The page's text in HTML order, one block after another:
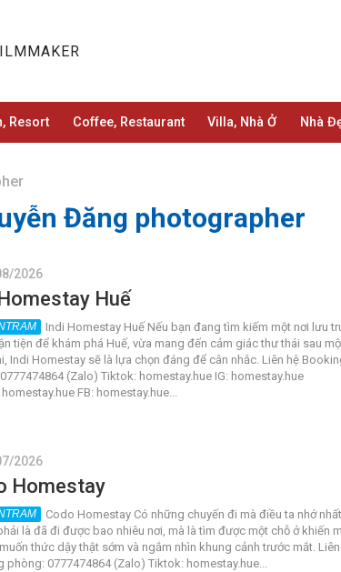
Resort Coffee, Restaurant Villa, Nhà Ở Nhà
Đăng photographer
2026
Huế
Indi Homestay Huế Nếu bạn đang tìm kiếm một nơi lưu
tiện để khám phá Huế, vừa mang đến cảm giác thư thái sau
Indi Homestay sẽ là lựa chọn đáng để cân nhắc. Liên hệ
(Zalo) Tiktok: homestay.hue IG: homestay.hue
FB: homestay.hue...
2026
Homestay
Codo Homestay Có những chuyến đi mà điều ta nhớ nhất
là đã đi được bao nhiêu nơi, mà là tìm được một chỗ ở khiến
thức dậy thật sớm và ngắm nhìn khung cảnh trước mắt.
phòng: 0777474864 (Zalo) Tiktok: homestay.hue...